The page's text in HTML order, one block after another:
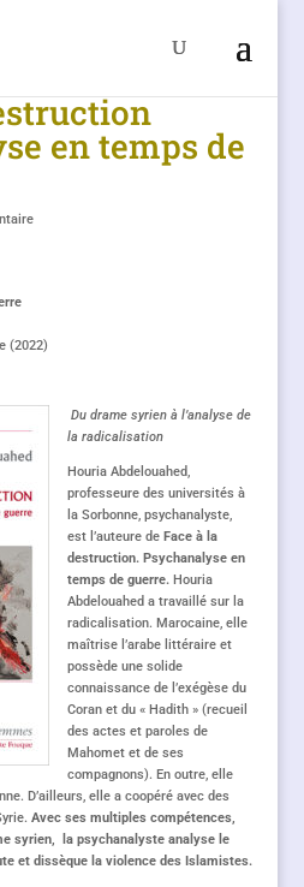
en temps de
(2022)
Du drame syrien à l’analyse de
la radicalisation
Houria Abdelouahed,
professeure des universités à
la Sorbonne, psychanalyste,
est l’auteure de Face à la
destruction. Psychanalyse en
temps de guerre.Houria
Abdelouahed a travaillé sur la
radicalisation. Marocaine, elle
maîtrise l’arabe littéraire et
possède une solide
connaissance de l’exégèse du
Coran et du « Hadith » (recueil
des actes et paroles de
Mahomet et de ses
compagnons). En outre, elle
D’ailleurs, elle a coopéré avec des
Avec ses multiples compétences,
syrien, la psychanalyste analyse le
et dissèque la violence des Islamistes.